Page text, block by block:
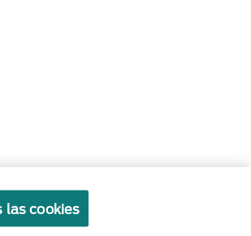
Términos de
privacidad
las cookies